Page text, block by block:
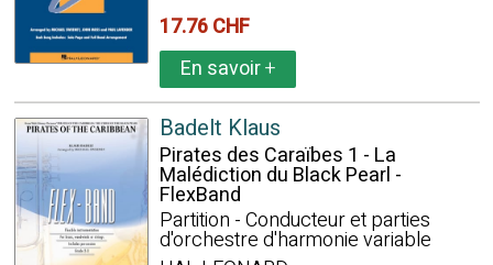
17.76 CHF
En savoir+
Badelt Klaus
Pirates des Caraïbes 1 - La
Malédiction du Black Pearl -
FlexBand
Partition - Conducteur et parties
d'orchestre d'harmonie variable